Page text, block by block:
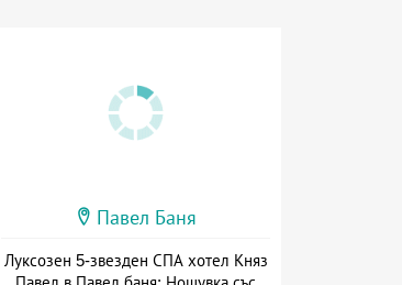
Павел Баня
Луксозен 5-звезден СПА хотел Княз